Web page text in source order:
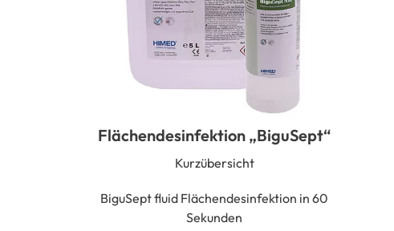
Flächendesinfektion „BiguSept“
Kurzübersicht
BiguSept fluid Flächendesinfektion in 60
Sekunden